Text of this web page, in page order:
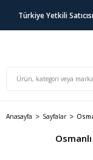
Türkiye Yetkili Satıcısı
Anasayfa Sayfalar